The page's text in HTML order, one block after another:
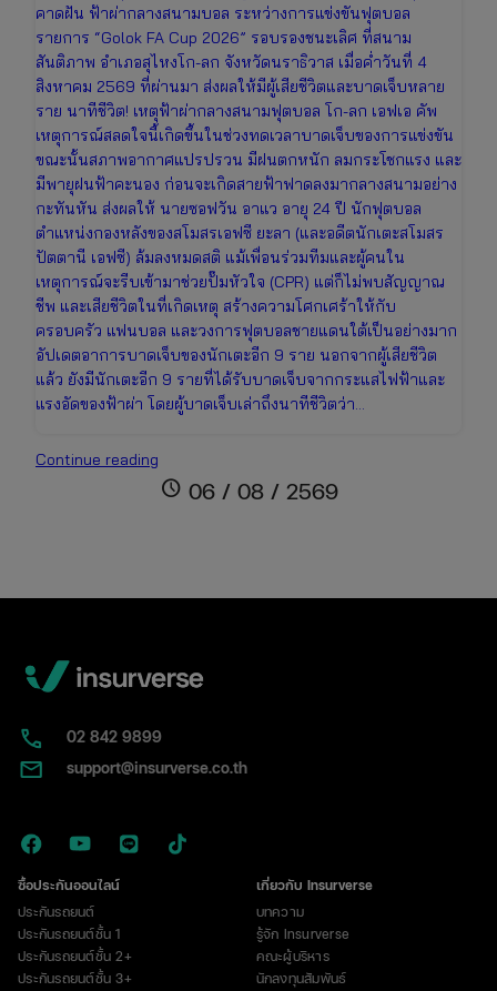
คาดฝัน ฟ้าผ่ากลางสนามบอล ระหว่างการแข่งขันฟุตบอล
รายการ “Golok FA Cup 2026” รอบรองชนะเลิศ ที่สนาม
สันติภาพ อำเภอสุไหงโก-ลก จังหวัดนราธิวาส เมื่อค่ำวันที่ 4
สิงหาคม 2569 ที่ผ่านมา ส่งผลให้มีผู้เสียชีวิตและบาดเจ็บหลาย
ราย นาทีชีวิต! เหตุฟ้าผ่ากลางสนามฟุตบอล โก-ลก เอฟเอ คัพ
เหตุการณ์สลดใจนี้เกิดขึ้นในช่วงทดเวลาบาดเจ็บของการแข่งขัน
ขณะนั้นสภาพอากาศแปรปรวน มีฝนตกหนัก ลมกระโชกแรง และ
มีพายุฝนฟ้าคะนอง ก่อนจะเกิดสายฟ้าฟาดลงมากลางสนามอย่าง
กะทันหัน ส่งผลให้ นายซอฟวัน อาแว อายุ 24 ปี นักฟุตบอล
ตำแหน่งกองหลังของสโมสรเอฟซี ยะลา (และอดีตนักเตะสโมสร
ปัตตานี เอฟซี) ล้มลงหมดสติ แม้เพื่อนร่วมทีมและผู้คนใน
เหตุการณ์จะรีบเข้ามาช่วยปั๊มหัวใจ (CPR) แต่ก็ไม่พบสัญญาณ
ชีพ และเสียชีวิตในที่เกิดเหตุ สร้างความโศกเศร้าให้กับ
ครอบครัว แฟนบอล และวงการฟุตบอลชายแดนใต้เป็นอย่างมาก
อัปเดตอาการบาดเจ็บของนักเตะอีก 9 ราย นอกจากผู้เสียชีวิต
แล้ว ยังมีนักเตะอีก 9 รายที่ได้รับบาดเจ็บจากกระแสไฟฟ้าและ
แรงอัดของฟ้าผ่า โดยผู้บาดเจ็บเล่าถึงนาทีชีวิตว่า…
Continue reading
ฟ้าผ่า
ชีวิต
วัย
ปี
บาด
schedule 06 / 08 / 2569
02​ 842 9899
support@insurverse.co.th
ซื้อประกันออนไลน์
ประกันรถยนต์
ประกันรถยนต์ชั้น 1
ประกันรถยนต์ชั้น 2+
ประกันรถยนต์ชั้น 3+
เกี่ยวกับ Insurverse
บทความ
รู้จัก Insurverse
คณะผู้บริหาร
นักลงทุนสัมพันธ์